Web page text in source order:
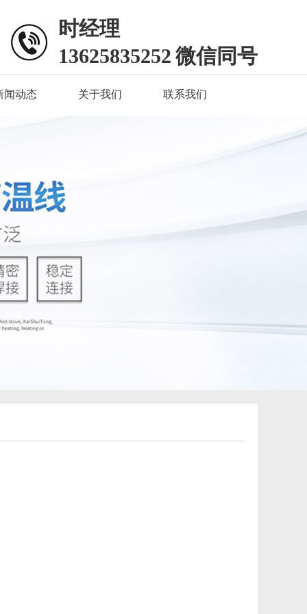
时经理
13625835252 微信同号
闻动态 关于我们 联系我们